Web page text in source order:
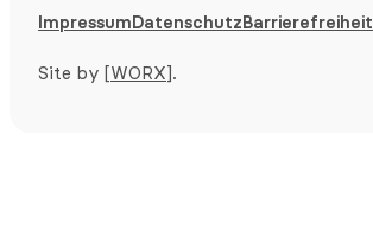
Impressum Datenschutz Barrierefreiheit
Site by [WORX] .